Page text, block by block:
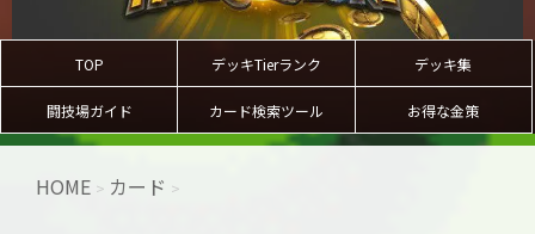
TOP デッキTierランク デッキ集
闘技場ガイド カード検索ツール お得な金策
HOME > カード >